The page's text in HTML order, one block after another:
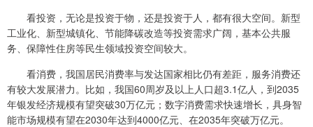
看投资，无论是投资于物，还是投资于人，都有很大空间。新型
工业化、新型城镇化、节能降碳改造等投资需求广阔，基本公共服
务、保障性住房等民生领域投资空间较大。
看消费，我国居民消费率与发达国家相比仍有差距，服务消费还
有较大发展潜力。比如，我国60周岁及以上人口超3.1亿人，到2035
年银发经济规模有望突破30万亿元；数字消费需求快速增长，具身智
能市场规模有望在2030年达到4000亿元、在2035年突破万亿元。